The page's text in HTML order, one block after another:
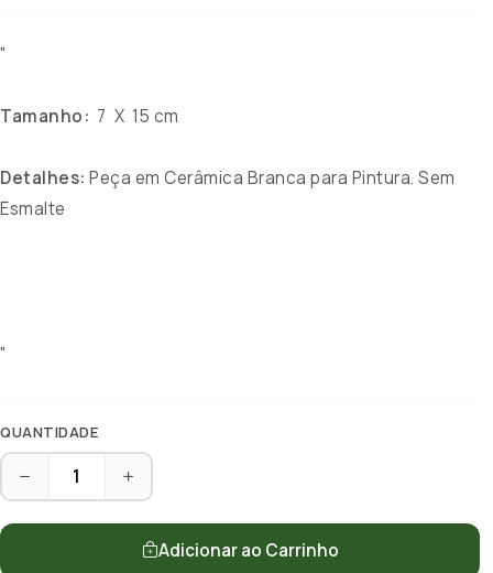
"
Tamanho: 7 X 15 cm
Detalhes: Peça em Cerâmica Branca para Pintura. Sem
Esmalte
"
QUANTIDADE
Adicionar ao Carrinho